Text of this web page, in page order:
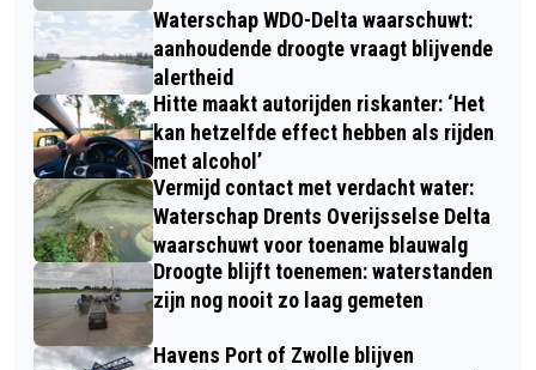
Waterschap WDO-Delta waarschuwt:
aanhoudende droogte vraagt blijvende
alertheid
Hitte maakt autorijden riskanter: ‘Het
kan hetzelfde effect hebben als rijden
met alcohol’
Vermijd contact met verdacht water:
Waterschap Drents Overijsselse Delta
waarschuwt voor toename blauwalg
Droogte blijft toenemen: waterstanden
zijn nog nooit zo laag gemeten
Havens Port of Zwolle blijven